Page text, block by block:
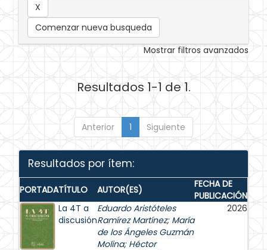
Comenzar nueva busqueda
Mostrar filtros avanzados
Resultados 1-1 de 1.
Anterior 1 Siguiente
Resultados por ítem:
PORTADATÍTULO AUTOR(ES)
FECHA DE
PUBLICACIÓN
La 4T a
discusión
Eduardo Aristóteles
Ramírez Martínez; María
de los Ángeles Guzmán
Molina; Héctor
2026